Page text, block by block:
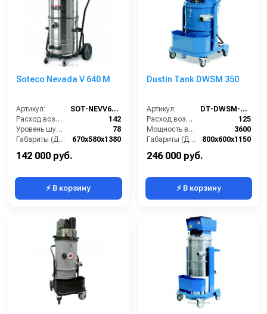
Soteco Nevada V 640 M
Артикул:
SOT-NEVV640M
Расход воздуха (л/сек):
142
Уровень шума IEC 704 (дБ(А)):
78
Габариты (ДхШхВ):
670х580х1380
142 000 руб.
⚡ В корзину
Dustin Tank DWSM 350
Артикул:
DT-DWSM-350
Расход воздуха (л/сек):
125
Мощность всасывающих турбин (Вт):
3600
Габариты (ДхШхВ):
800х600х1150
246 000 руб.
⚡ В корзину